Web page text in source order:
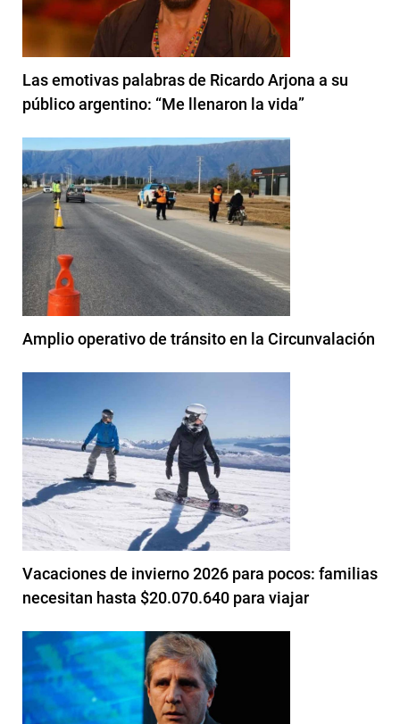
Las emotivas palabras de Ricardo Arjona a su
público argentino: “Me llenaron la vida”
Amplio operativo de tránsito en la Circunvalación
Vacaciones de invierno 2026 para pocos: familias
necesitan hasta $20.070.640 para viajar